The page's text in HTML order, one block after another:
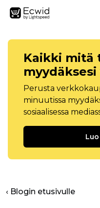
Kaikki mitä
myydäksesi
Perusta
minuutissa
sosiaalisessa
‹ Blogin etusivulle